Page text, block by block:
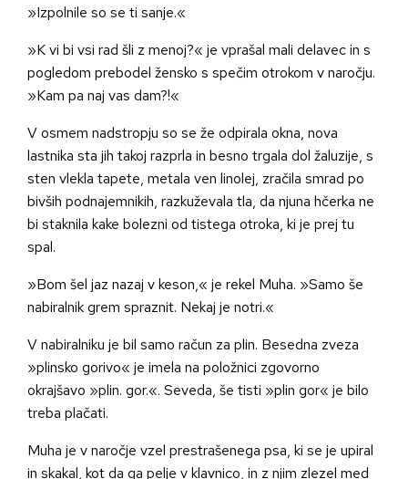
»Izpolnile so se ti sanje.«
»K vi bi vsi rad šli z menoj?« je vprašal mali delavec in s
pogledom prebodel žensko s spečim otrokom v naročju.
»Kam pa naj vas dam?!«
V osmem nadstropju so se že odpirala okna, nova
lastnika sta jih takoj razprla in besno trgala dol žaluzije, s
sten vlekla tapete, metala ven linolej, zračila smrad po
bivših podnajemnikih, razkuževala tla, da njuna hčerka ne
bi staknila kake bolezni od tistega otroka, ki je prej tu
spal.
»Bom šel jaz nazaj v keson,« je rekel Muha. »Samo še
nabiralnik grem spraznit. Nekaj je notri.«
V nabiralniku je bil samo račun za plin. Besedna zveza
»plinsko gorivo« je imela na položnici zgovorno
okrajšavo »plin. gor.«. Seveda, še tisti »plin gor« je bilo
treba plačati.
Muha je v naročje vzel prestrašenega psa, ki se je upiral
in skakal, kot da ga pelje v klavnico, in z njim zlezel med